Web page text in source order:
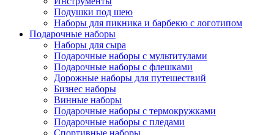
Подушки под шею
Наборы для пикника и барбекю с логотипом
Подарочные наборы
Наборы для сыра
Подарочные наборы с мультитулами
Подарочные наборы с флешками
Дорожные наборы для путешествий
Бизнес наборы
Винные наборы
Подарочные наборы с термокружками
Подарочные наборы с пледами
Спортивные наборы